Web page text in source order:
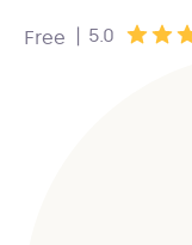
Free | 5.0